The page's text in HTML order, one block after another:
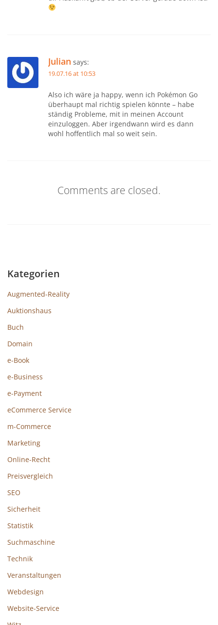
Julian says:
19.07.16 at 10:53
Also ich wäre ja happy, wenn ich Pokémon Go
überhaupt mal richtig spielen könnte – habe
ständig Probleme, mit in meinen Account
einzuloggen. Aber irgendwann wird es dann
wohl hoffentlich mal so weit sein.
Comments are closed.
Kategorien
Augmented-Reality
Auktionshaus
Buch
Domain
e-Book
e-Business
e-Payment
eCommerce Service
m-Commerce
Marketing
Online-Recht
Preisvergleich
SEO
Sicherheit
Statistik
Suchmaschine
Technik
Veranstaltungen
Webdesign
Website-Service